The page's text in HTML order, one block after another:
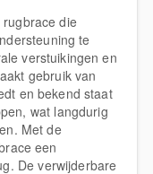
die
te
verstuikingen en
gebruik van
en bekend staat
wat langdurig
Met de
een
De verwijderbare